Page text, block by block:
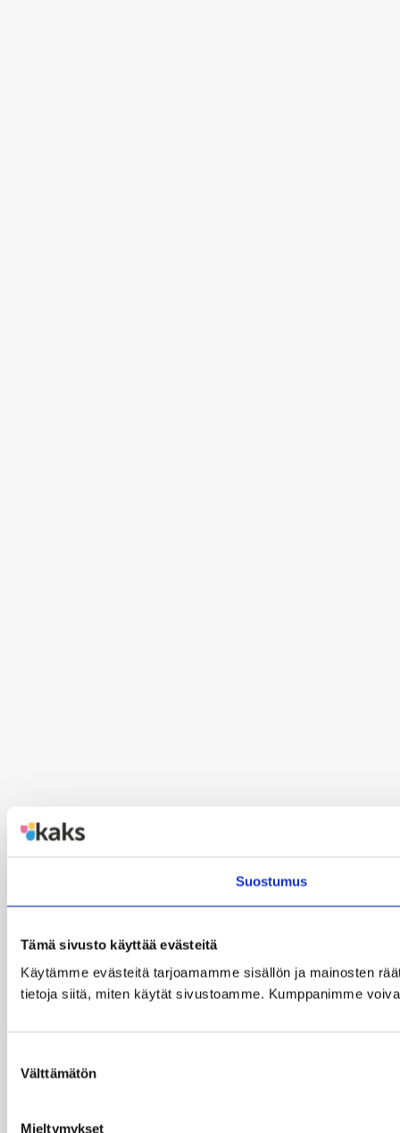
Suostumus
Tämä sivusto käyttää evästeitä
Käytämme evästeitä tarjoamamme sisällön ja mainosten
tietoja siitä, miten käytät sivustoamme. Kumppanimme
valinta
Välttämätön
Mieltymykset